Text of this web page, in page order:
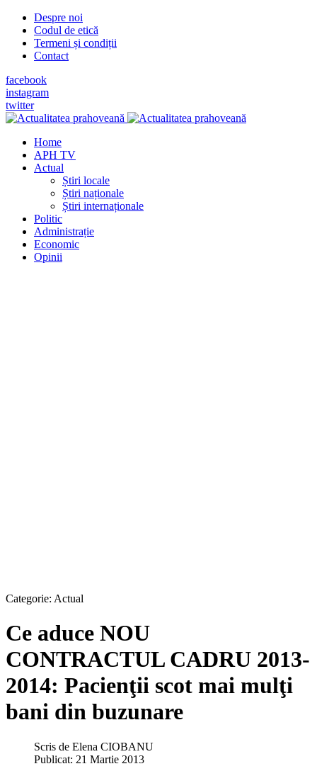
Despre noi
Codul de etică
Termeni și condiții
Contact
facebook
instagram
twitter
Home
APH TV
Actual
Știri locale
Știri naționale
Știri internaționale
Politic
Administrație
Economic
Opinii
Categorie: Actual
Ce aduce NOU
CONTRACTUL CADRU 2013-
2014: Pacienţii scot mai mulţi
bani din buzunare
Scris de Elena CIOBANU
Publicat: 21 Martie 2013